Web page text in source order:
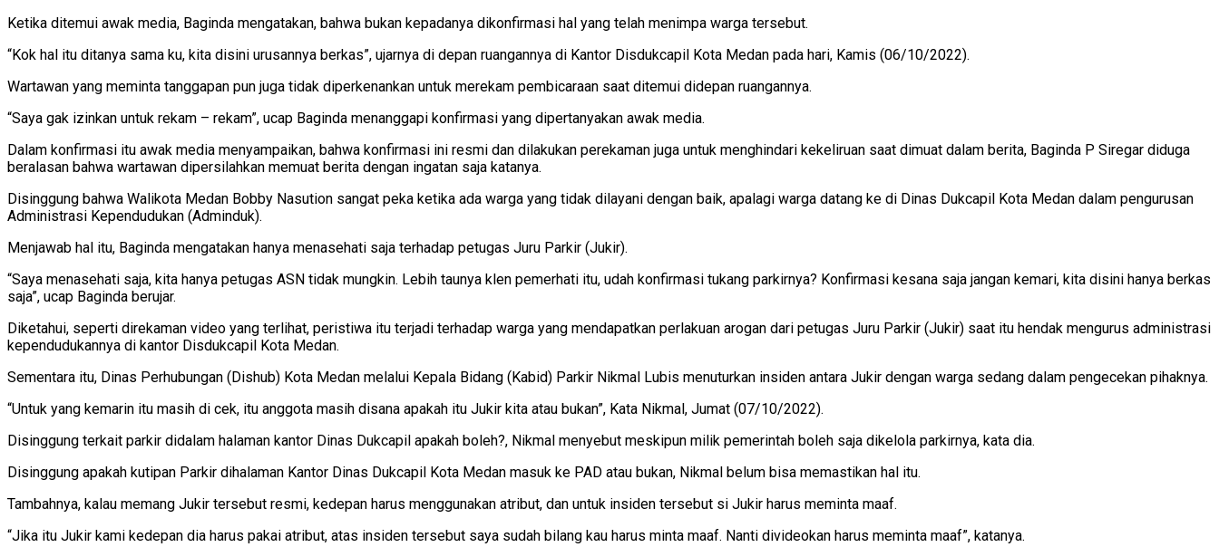
Ketika ditemui awak media, Baginda mengatakan, bahwa bukan kepadanya dikonfirmasi hal yang telah menimpa warga tersebut.
“Kok hal itu ditanya sama ku, kita disini urusannya berkas”, ujarnya di depan ruangannya di Kantor Disdukcapil Kota Medan pada hari, Kamis (06/10/2022).
Wartawan yang meminta tanggapan pun juga tidak diperkenankan untuk merekam pembicaraan saat ditemui didepan ruangannya.
“Saya gak izinkan untuk rekam – rekam”, ucap Baginda menanggapi konfirmasi yang dipertanyakan awak media.
Dalam konfirmasi itu awak media menyampaikan, bahwa konfirmasi ini resmi dan dilakukan perekaman juga untuk menghindari kekeliruan saat dimuat dalam berita, Baginda P Siregar diduga
beralasan bahwa wartawan dipersilahkan memuat berita dengan ingatan saja katanya.
Disinggung bahwa Walikota Medan Bobby Nasution sangat peka ketika ada warga yang tidak dilayani dengan baik, apalagi warga datang ke di Dinas Dukcapil Kota Medan dalam pengurusan
Administrasi Kependudukan (Adminduk).
Menjawab hal itu, Baginda mengatakan hanya menasehati saja terhadap petugas Juru Parkir (Jukir).
“Saya menasehati saja, kita hanya petugas ASN tidak mungkin. Lebih taunya klen pemerhati itu, udah konfirmasi tukang parkirnya? Konfirmasi kesana saja jangan kemari, kita disini hanya berkas
saja”, ucap Baginda berujar.
Diketahui, seperti direkaman video yang terlihat, peristiwa itu terjadi terhadap warga yang mendapatkan perlakuan arogan dari petugas Juru Parkir (Jukir) saat itu hendak mengurus administrasi
kependudukannya di kantor Disdukcapil Kota Medan.
Sementara itu, Dinas Perhubungan (Dishub) Kota Medan melalui Kepala Bidang (Kabid) Parkir Nikmal Lubis menuturkan insiden antara Jukir dengan warga sedang dalam pengecekan pihaknya.
“Untuk yang kemarin itu masih di cek, itu anggota masih disana apakah itu Jukir kita atau bukan”, Kata Nikmal, Jumat (07/10/2022).
Disinggung terkait parkir didalam halaman kantor Dinas Dukcapil apakah boleh?, Nikmal menyebut meskipun milik pemerintah boleh saja dikelola parkirnya, kata dia.
Disinggung apakah kutipan Parkir dihalaman Kantor Dinas Dukcapil Kota Medan masuk ke PAD atau bukan, Nikmal belum bisa memastikan hal itu.
Tambahnya, kalau memang Jukir tersebut resmi, kedepan harus menggunakan atribut, dan untuk insiden tersebut si Jukir harus meminta maaf.
“Jika itu Jukir kami kedepan dia harus pakai atribut, atas insiden tersebut saya sudah bilang kau harus minta maaf. Nanti divideokan harus meminta maaf”, katanya.